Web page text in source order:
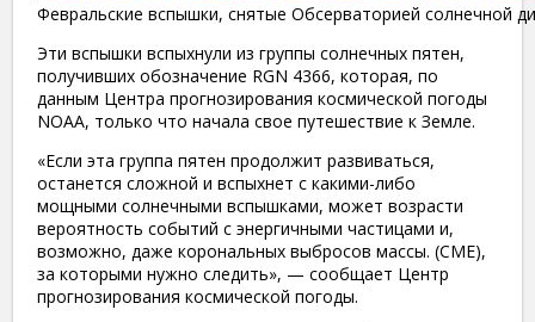
Февральские вспышки, снятые Обсерваторией солнечной
Эти вспышки вспыхнули из группы солнечных пятен,
получивших обозначение RGN 4366, которая, по
данным Центра прогнозирования космической погоды
NOAA, только что начала свое путешествие к Земле.
«Если эта группа пятен продолжит развиваться,
останется сложной и вспыхнет с какими-либо
мощными солнечными вспышками, может возрасти
вероятность событий с энергичными частицами и,
возможно, даже корональных выбросов массы. (CME),
за которыми нужно следить», — сообщает Центр
прогнозирования космической погоды.